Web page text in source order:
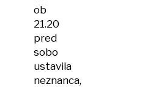
ob
21.20
pred
sobo
ustavila
neznanca,